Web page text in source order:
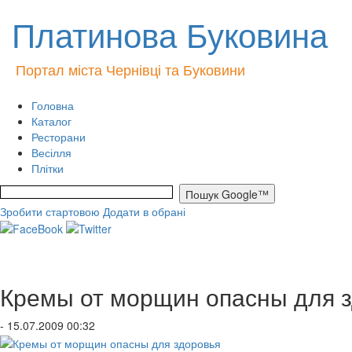
Платинова Буковина
Портал міста Чернівці та Буковини
Головна
Каталог
Ресторани
Весілля
Плітки
Зробити стартовою Додати в обрані
Кремы от морщин опасны для
- 15.07.2009 00:32